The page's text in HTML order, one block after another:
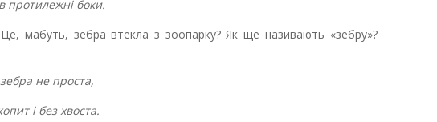
протилежні боки.
мабуть, зебра втекла з зоопарку? Як ще називають «зебру»?
не проста,
і без хвоста.